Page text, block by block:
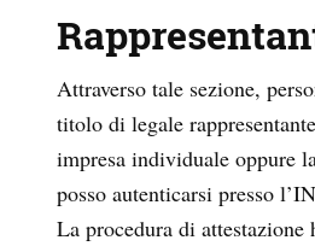
Attraverso tale sezione,
titolo di legale
impresa individuale oppure
posso autenticarsi presso
La procedura di attestazione